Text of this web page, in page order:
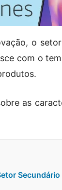
o
com o
as
Secundário